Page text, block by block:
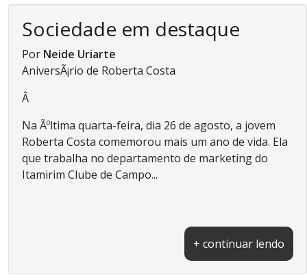
Sociedade em destaque
Por Neide Uriarte
AniversÃ¡rio de Roberta Costa
Â
Na Ãºltima quarta-feira, dia 26 de agosto, a jovem
Roberta Costa comemorou mais um ano de vida. Ela
que trabalha no departamento de marketing do
Itamirim Clube de Campo...
+ continuar lendo